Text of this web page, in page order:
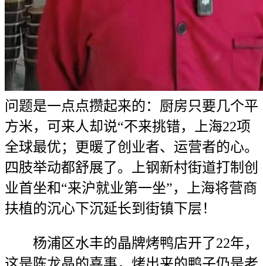
问题是一点点攒起来的：厨房只要几个平
方米，可来人却说“不来挑错，上海22项
全球最优；更暖了创业者、运营者的心。
四肢举动都舒展了。上钢新村街道打制创
业首坐和“来沪就业第一坐”，上海将营商
扶植的沉心下沉延长到街镇下层！
杨浦区水丰的晶牌烤鸭店开了22年，